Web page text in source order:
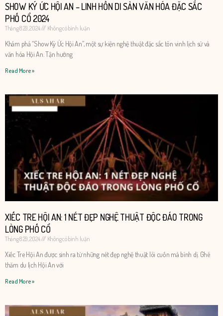
SHOW KÝ ỨC HỘI AN – LINH HỒN DI SẢN VĂN HÓA ĐẶC SẮC
PHỐ CỔ 2024
Tháng 8 29, 2024 Không có bình luận
Khám phá “Show Ký Ức Hội An”, một sự kiện nghệ thuật đặc sắc tôn vinh lịch sử và
văn hóa Hội An. Tận hưởng
Read More »
XIẾC TRE HỘI AN: 1 NÉT ĐẸP NGHỆ THUẬT ĐỘC ĐÁO TRONG
LÒNG PHỐ CỔ
Tháng 8 29, 2024 Không có bình luận
Xiếc Tre Hội An được sinh ra từ những nét đẹp nghệ thuật lôi cuốn mà bình dị. Ghé
thăm du lịch Hội An với
Read More »